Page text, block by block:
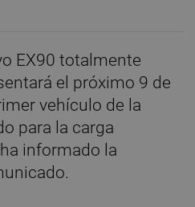
EX90 totalmente
el próximo 9 de
vehículo de la
para la carga
informado la